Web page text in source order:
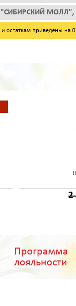
"СИБИРСКИЙ МОЛЛ",
приведены на
2
Программа
лояльности